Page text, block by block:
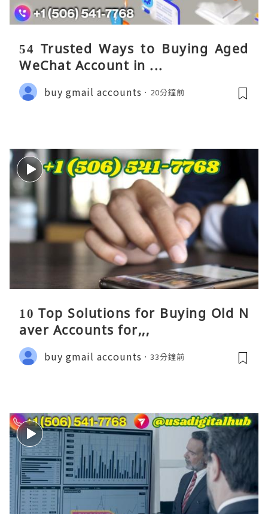
54 Trusted Ways to Buying Aged
WeChat Account in ...
buy gmail accounts 20分鐘前
10 Top Solutions for Buying Old N
aver Accounts for,,,
buy gmail accounts 33分鐘前